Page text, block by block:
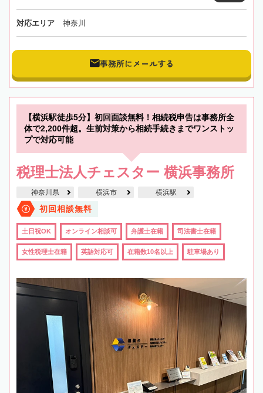
対応エリア 神奈川
事務所にメールする
【横浜駅徒歩5分】初回面談無料！相続税申告は事務所全
体で2,200件超。生前対策から相続手続きまでワンストッ
プで対応可能
税理士法人チェスター 横浜事務所
神奈川県 横浜市 横浜駅
初回相談無料
土日祝OK オンライン相談可 弁護士在籍 司法書士在籍
女性税理士在籍 英語対応可 在籍数10名以上 駐車場あり